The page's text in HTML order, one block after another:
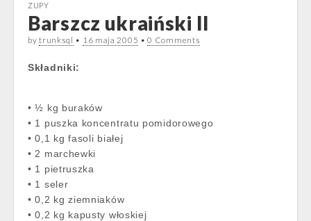
ZUPY
Barszcz ukraiński II
bytrunksql • 16 maja 2005 •0 Comments
Składniki:
• ½ kg buraków
• 1 puszka koncentratu pomidorowego
• 0,1 kg fasoli białej
• 2 marchewki
• 1 pietruszka
• 1 seler
• 0,2 kg ziemniaków
• 0,2 kg kapusty włoskiej